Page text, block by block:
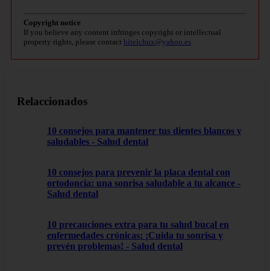
Copyright notice
If you believe any content infringes copyright or intellectual
property rights, please contact bitelchux@yahoo.es.
Relaccionados
10 consejos para mantener tus dientes blancos y
saludables - Salud dental
10 consejos para prevenir la placa dental con
ortodoncia: una sonrisa saludable a tu alcance -
Salud dental
10 precauciones extra para tu salud bucal en
enfermedades crónicas: ¡Cuida tu sonrisa y
prevén problemas! - Salud dental